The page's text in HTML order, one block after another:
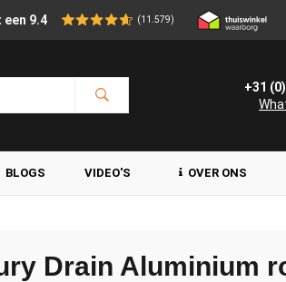
9.4 (11.579)
+31
BLOGS VIDEO'S OVER ONS
Drain Aluminium